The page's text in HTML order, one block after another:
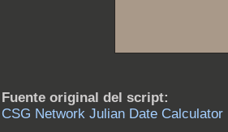
Fuente original del script:
CSG Network Julian Date Calculator